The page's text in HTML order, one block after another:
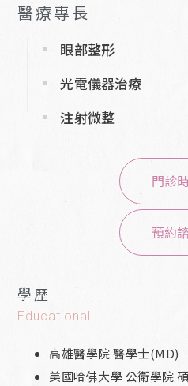
醫療專長
眼部整形
光電儀器治療
注射微整
門診
預約
學歷
Educational
高雄醫學院 醫學士(MD)
美國哈佛大學 公衛學院